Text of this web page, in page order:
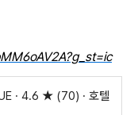
· 4.6 ★ (70) · 호텔